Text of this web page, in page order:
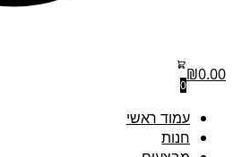
₪0.00
0
עמוד ראשי
חנות